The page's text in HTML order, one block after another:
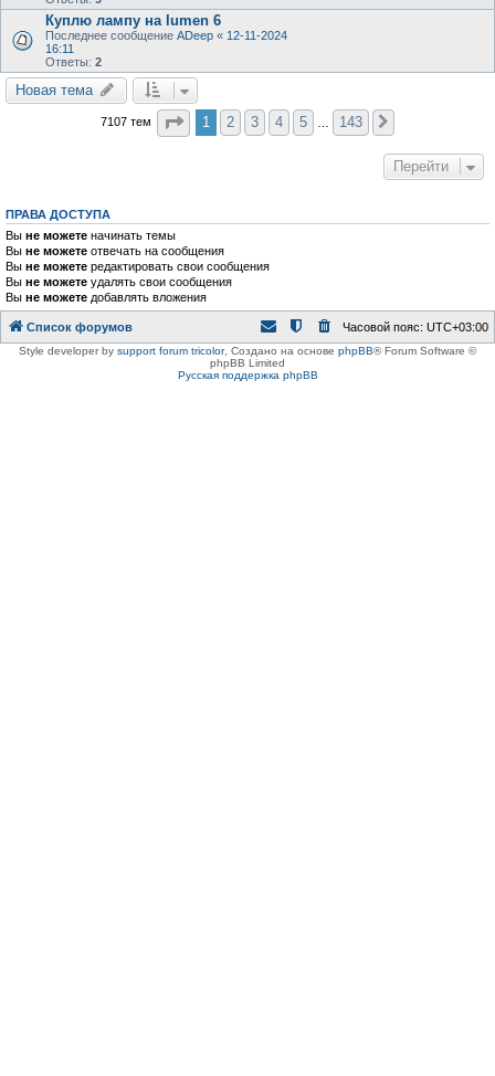
Куплю лампу на lumen 6
Последнее сообщение ADeep « 12-11-2024
16:11
Ответы: 2
Новая тема
7107 тем Страница1 из 143
1 2 3 4 5 143
Перейти
ПРАВА ДОСТУПА
Вы не можете начинать темы
Вы не можете отвечать на сообщения
Вы не можете редактировать свои сообщения
Вы не можете удалять свои сообщения
Вы не можете добавлять вложения
Список форумов Часовой пояс: UTC+03:00
Style developer by support forum tricolor, Создано на основе phpBB® Forum Software ©
phpBB Limited
Русская поддержка phpBB